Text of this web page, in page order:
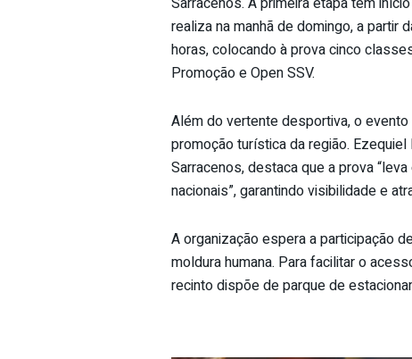
realiza na manhã de domingo, a partir
horas, colocando à prova cinco
Promoção e Open SSV.
Além do vertente desportiva, o
promoção turística da região.
Sarracenos, destaca que a prova
nacionais”, garantindo visibilidade e
A organização espera a participação
moldura humana. Para facilitar o
recinto dispõe de parque de